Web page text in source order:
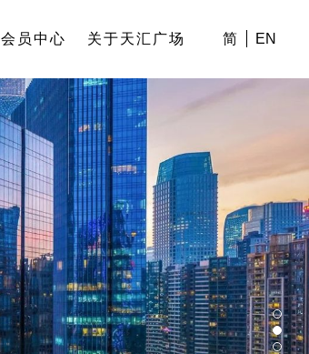
会员中心 关于天汇广场 简 EN